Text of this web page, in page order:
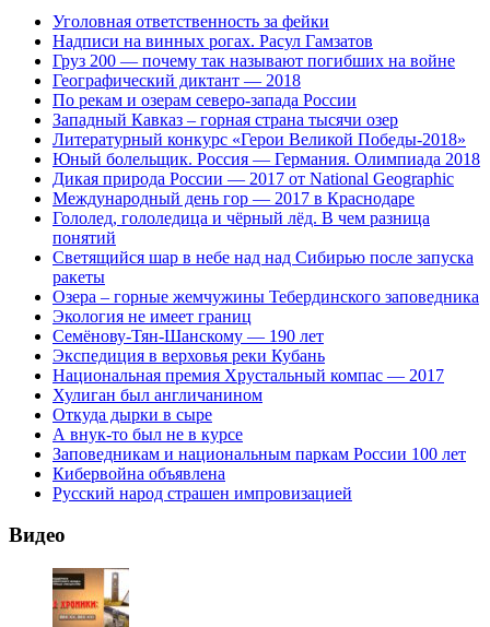
Уголовная ответственность за фейки
Надписи на винных рогах. Расул Гамзатов
Груз 200 — почему так называют погибших на войне
Географический диктант — 2018
По рекам и озерам северо-запада России
Западный Кавказ – горная страна тысячи озер
Литературный конкурс «Герои Великой Победы-2018»
Юный болельщик. Россия — Германия. Олимпиада 2018
Дикая природа России — 2017 от National Geographic
Международный день гор — 2017 в Краснодаре
Гололед, гололедица и чёрный лёд. В чем разница
понятий
Светящийся шар в небе над над Сибирью после запуска
ракеты
Озера – горные жемчужины Тебердинского заповедника
Экология не имеет границ
Семёнову-Тян-Шанскому — 190 лет
Экспедиция в верховья реки Кубань
Национальная премия Хрустальный компас — 2017
Хулиган был англичанином
Откуда дырки в сыре
А внук-то был не в курсе
Заповедникам и национальным паркам России 100 лет
Кибервойна объявлена
Русский народ страшен импровизацией
Видео